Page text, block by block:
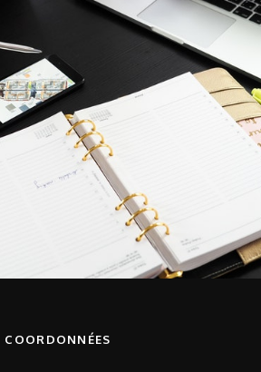
COORDONNÉES